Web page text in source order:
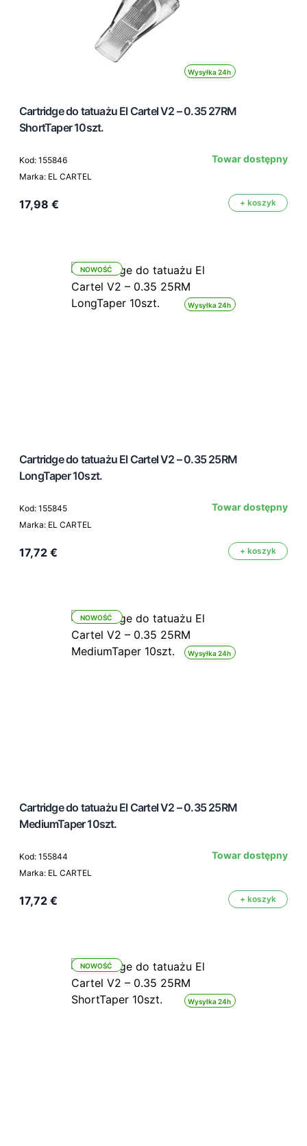
Wysyłka 24h
Cartridge do tatuażu El Cartel V2 – 0.35 27RM
ShortTaper 10szt.
Kod: 155846
Marka: EL CARTEL
Towar dostępny
17,98 € + koszyk
Wysyłka 24h
NOWOŚĆ
Cartridge do tatuażu El Cartel V2 – 0.35 25RM
LongTaper 10szt.
Kod: 155845
Marka: EL CARTEL
Towar dostępny
17,72 € + koszyk
Wysyłka 24h
NOWOŚĆ
Cartridge do tatuażu El Cartel V2 – 0.35 25RM
MediumTaper 10szt.
Kod: 155844
Marka: EL CARTEL
Towar dostępny
17,72 € + koszyk
Wysyłka 24h
NOWOŚĆ